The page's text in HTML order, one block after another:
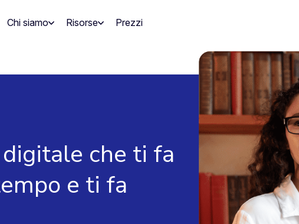
Chi siamo Risorse Prezzi
che ti fa
e ti fa